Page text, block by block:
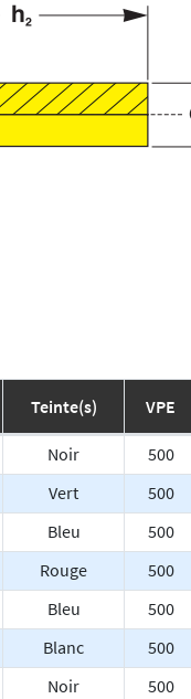
Teinte(s) VPE
Noir 500
Vert 500
Bleu 500
Rouge 500
Bleu 500
Blanc 500
Noir 500